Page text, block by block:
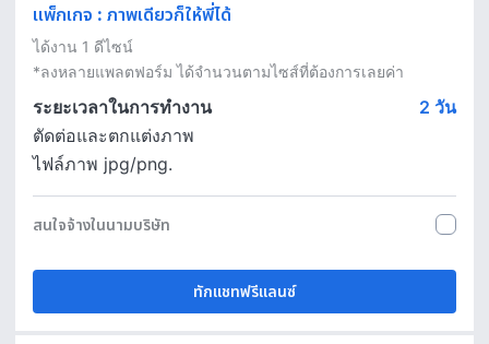
แพ็กเกจ : ภาพเดียวก็ให้พี่ได้
ได้งาน 1 ดีไซน์
*ลงหลายแพลตฟอร์ม ได้จำนวนตามไซส์ที่ต้องการเลยค่า
ระยะเวลาในการทำงาน 2 วัน
ตัดต่อและตกแต่งภาพ
ไฟล์ภาพ jpg/png.
สนใจจ้างในนามบริษัท
ทักแชทฟรีแลนซ์